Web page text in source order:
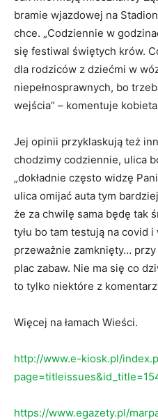
bramie wjazdowej na
chce. „Codziennie w
się festiwal świętych krów.
dla rodziców z dziećmi w
niepełnosprawnych, bo
wejścia” – komentuje
Jej opinii przyklaskują też
chodzimy codziennie, ulica
„dokładnie często widzę
ulica omijać auta tym
że za chwilę sama będę tak
tyłu bo tam testują na covid
przeważnie zamknięty…
plac zabaw. Nie ma się co
to tylko niektóre z
Więcej na łamach Wieści.
http://www.e-kiosk.pl/
https://www.egazety.pl/